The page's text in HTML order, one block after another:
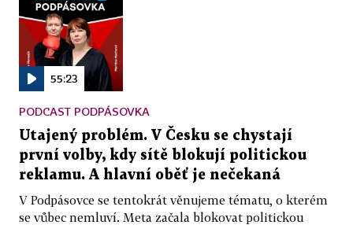
55:23
PODCAST PODPÁSOVKA
Utajený problém. V Česku se chystají
první volby, kdy sítě blokují politickou
reklamu. A hlavní oběť je nečekaná
V Podpásovce se tentokrát věnujeme tématu, o kterém
se vůbec nemluví. Meta začala blokovat politickou